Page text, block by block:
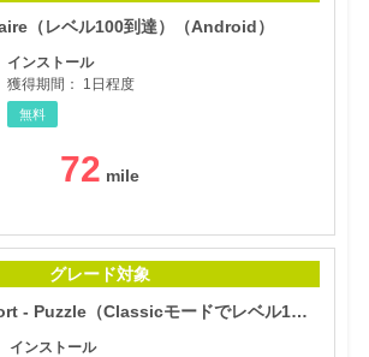
（レベル100到達）（Android）
インストール
獲得期間：
1日程度
無料
72
グレード対象
Color Water Sort - Puzzle（Classicモードでレベル150到達）（Android）
インストール